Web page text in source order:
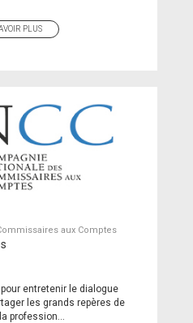
PLUS
aux Comptes
entretenir le dialogue
les grands repères de
profession...